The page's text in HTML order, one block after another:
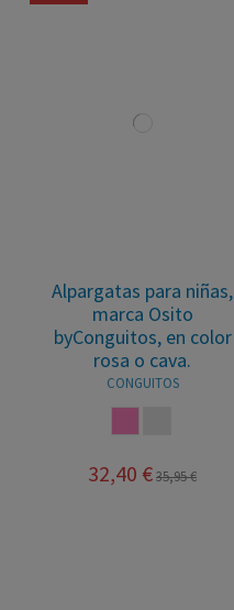
Alpargatas para niñas,
marca Osito
byConguitos, en color
rosa o cava.
CONGUITOS
32,40 €35,95 €